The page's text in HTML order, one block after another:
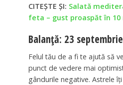
CITEȘTE ȘI: Salată
feta – gust proaspăt în
Balanță: 23
Felul tău de a fi te ajută să
punct de vedere mai
gândurile negative. Astrele